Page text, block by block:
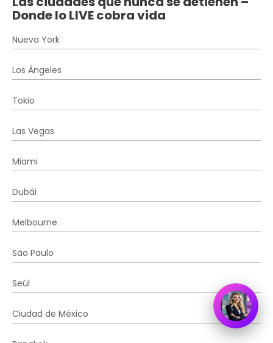
Donde lo LIVE cobra vida
Nueva York
Los Ángeles
Tokio
Las Vegas
Miami
Dubái
Melbourne
São Paulo
Seúl
Ciudad de México